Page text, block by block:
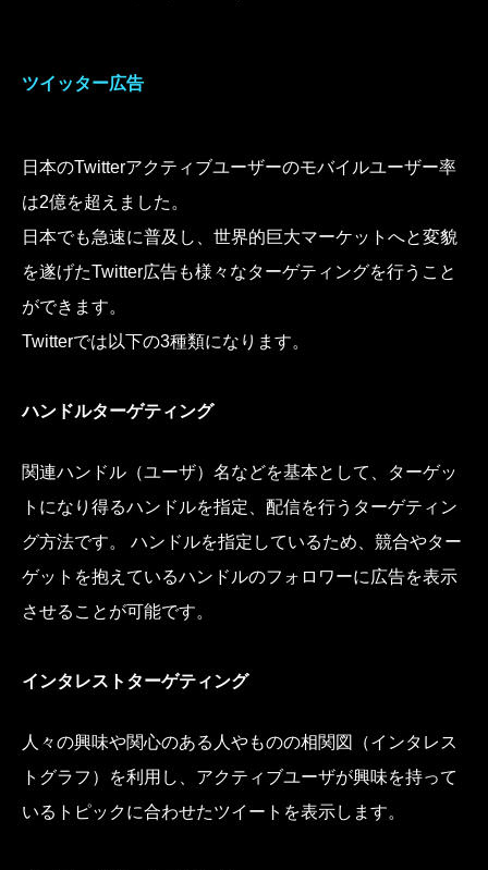
ツイッター広告
日本のTwitterアクティブユーザーのモバイルユーザー率
は2億を超えました。
日本でも急速に普及し、世界的巨大マーケットへと変貌
を遂げたTwitter広告も様々なターゲティングを行うこと
ができます。
Twitterでは以下の3種類になります。
ハンドルターゲティング
関連ハンドル（ユーザ）名などを基本として、ターゲッ
トになり得るハンドルを指定、配信を行うターゲティン
グ方法です。 ハンドルを指定しているため、競合やター
ゲットを抱えているハンドルのフォロワーに広告を表示
させることが可能です。
インタレストターゲティング
人々の興味や関心のある人やものの相関図（インタレス
トグラフ）を利用し、アクティブユーザが興味を持って
いるトピックに合わせたツイートを表示します。